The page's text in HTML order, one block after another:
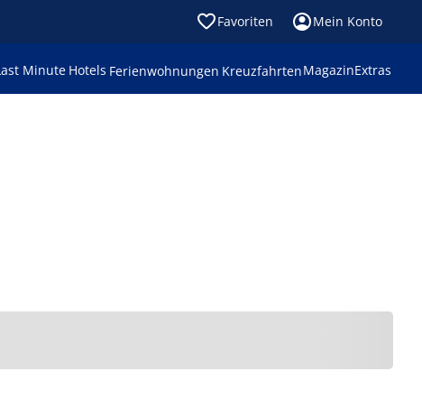
Favoriten Mein Konto
Minute Hotels Ferienwohnungen KreuzfahrtenMagazinExtras